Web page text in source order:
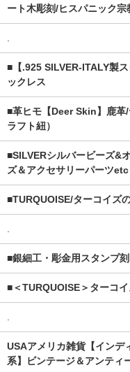
ート木彫刻/ヒスパニック宗
■【.925 SILVER-ITALY製
ックレス
■革ヒモ【Deer Skin】鹿革
ラフト紐）
■SILVERシルバービーズ&
ズ＆アクセサリーパーツetc
■TURQUOISE/ターコイズ
■銀細工・彫金用スタンプ
■＜TURQUOISE＞ターコ
USAアメリカ雑貨【インデ
系】ビンテージ＆アンティ